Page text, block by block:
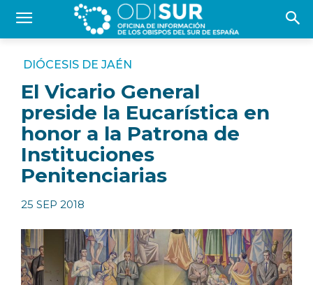
DIÓCESIS DE JAÉN
El Vicario General
preside la Eucarística en
honor a la Patrona de
Instituciones
Penitenciarias
25 SEP 2018